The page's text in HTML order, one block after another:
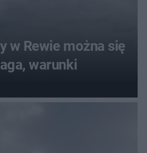
w Rewie można się
warunki